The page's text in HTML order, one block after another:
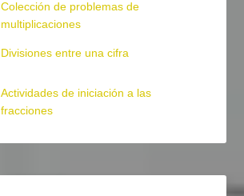
Colección de problemas de
multiplicaciones
Divisiones entre una cifra
Actividades de iniciación a las
fracciones